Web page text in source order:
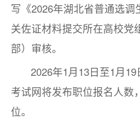
写《2026年湖北省普通选
关佐证材料提交所在高校党
部）审核。
2026年1月13日至1月
考试网将发布职位报名人数
位。